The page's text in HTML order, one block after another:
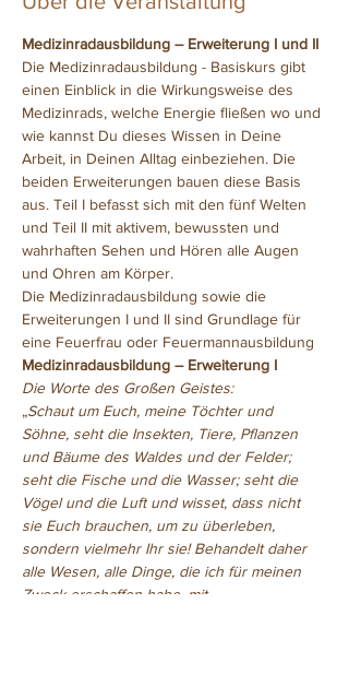
Medizinradausbildung – Erweiterung I und II
Die Medizinradausbildung - Basiskurs gibt
einen Einblick in die Wirkungsweise des
Medizinrads, welche Energie fließen wo und
wie kannst Du dieses Wissen in Deine
Arbeit, in Deinen Alltag einbeziehen. Die
beiden Erweiterungen bauen diese Basis
aus. Teil I befasst sich mit den fünf Welten
und Teil II mit aktivem, bewussten und
wahrhaften Sehen und Hören alle Augen
und Ohren am Körper.
Die Medizinradausbildung sowie die
Erweiterungen I und II sind Grundlage für
eine Feuerfrau oder Feuermannausbildung
Medizinradausbildung – Erweiterung I
Die Worte des Großen Geistes:
„Schaut um Euch, meine Töchter und
Söhne, seht die Insekten, Tiere, Pflanzen
und Bäume des Waldes und der Felder;
seht die Fische und die Wasser; seht die
Vögel und die Luft und wisset, dass nicht
sie Euch brauchen, um zu überleben,
sondern vielmehr Ihr sie! Behandelt daher
alle Wesen, alle Dinge, die ich für meinen
Zweck erschaffen habe, mit…